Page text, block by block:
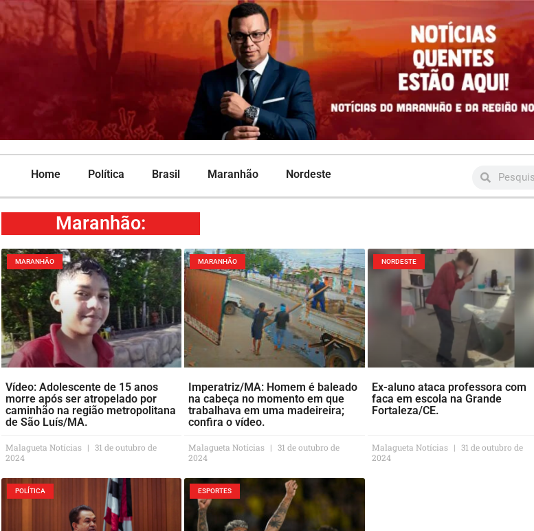
Home Política Brasil Maranhão Nordeste
Maranhão:
MARANHÃO
Vídeo: Adolescente de 15 anos
morre após ser atropelado por
caminhão na região metropolitana
de São Luís/MA.
Malagueta Notícias
31 de outubro de
2024
MARANHÃO
Imperatriz/MA: Homem é baleado
na cabeça no momento em que
trabalhava em uma madeireira;
confira o vídeo.
Malagueta Notícias
31 de outubro de
2024
NORDESTE
Ex-aluno ataca professora com
faca em escola na Grande
Fortaleza/CE.
Malagueta Notícias
31 de outubro de
2024
POLÍTICA ESPORTES